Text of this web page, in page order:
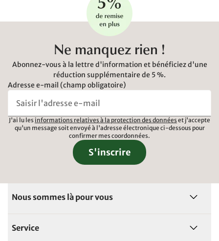
Ne manquez rien !
Abonnez-vous à la lettre d'information et bénéficiez d'une
réduction supplémentaire de 5 %.
Adresse e-mail (champ obligatoire)
J'ai lu les informations relatives à la protection des données et j'accepte
qu'un message soit envoyé à l'adresse électronique ci-dessous pour
confirmer mes coordonnées.
S'inscrire
Nous sommes là pour vous
Service